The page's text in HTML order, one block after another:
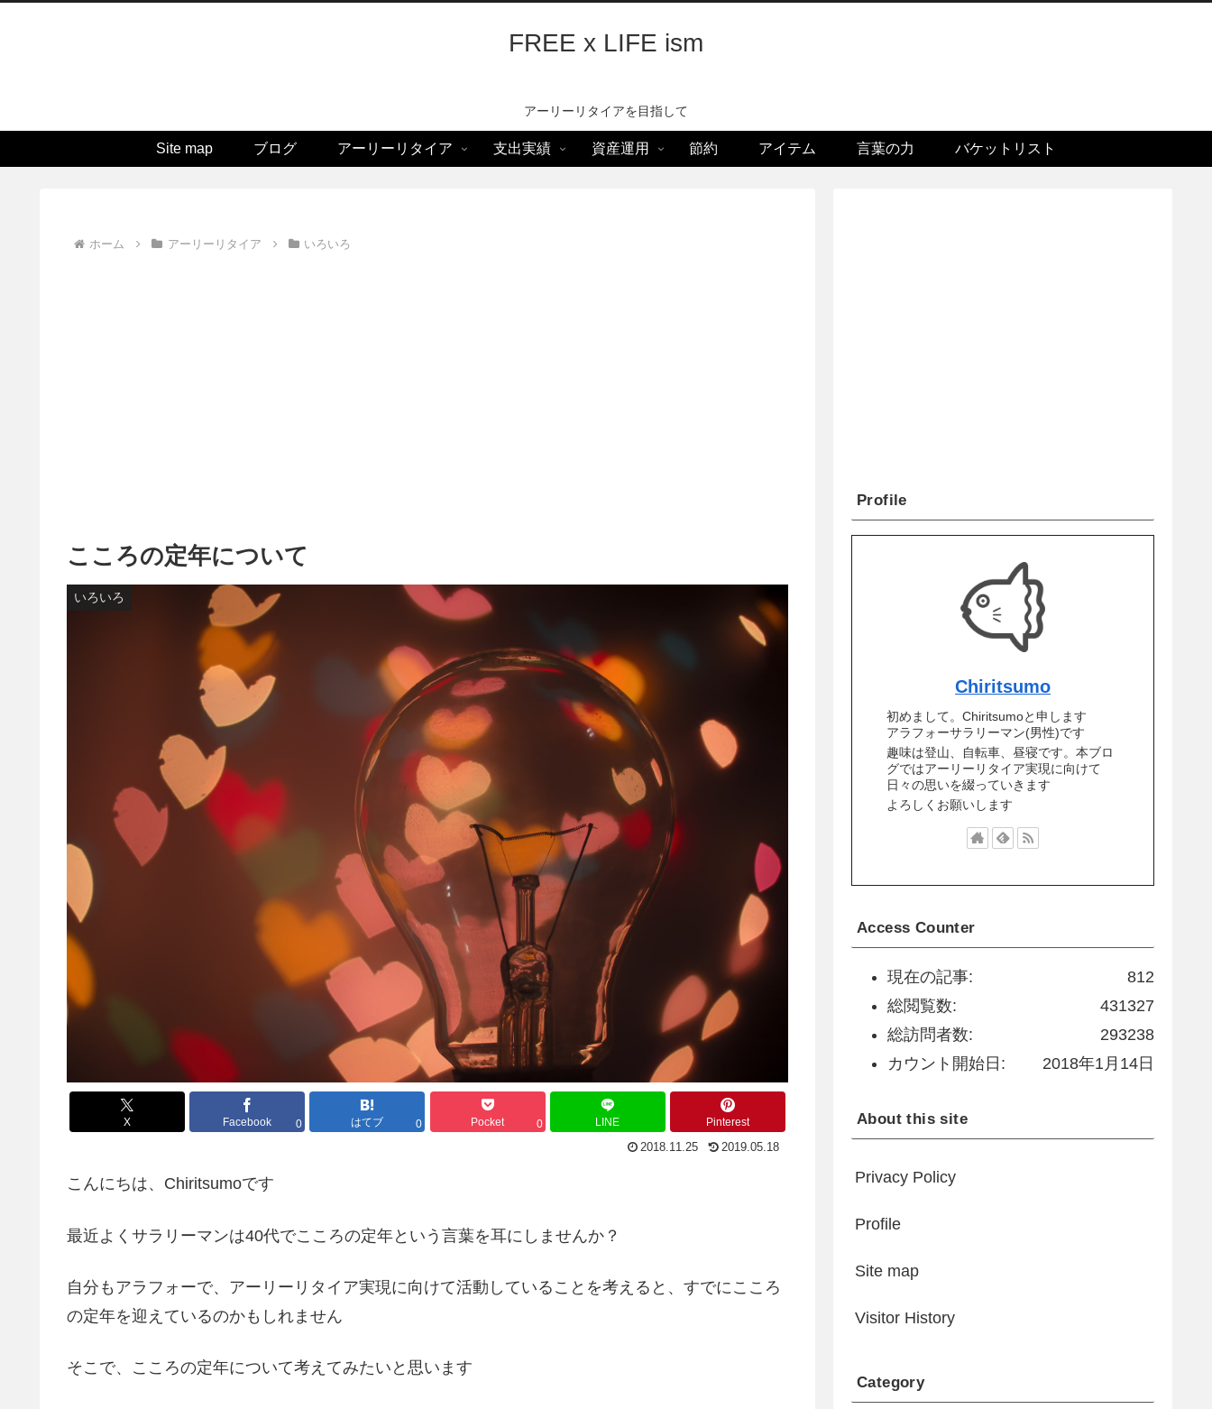
FREE x LIFE ism
アーリーリタイアを目指して
Site map ブログ アーリーリタイア 支出実績 資産運用 節約 アイテム 言葉の力 バケットリスト
ホーム アーリーリタイア いろいろ
こころの定年について
いろいろ
X Facebook 0 はてブ 0 Pocket 0 LINE Pinterest
2018.11.25 2019.05.18
こんにちは、Chiritsumoです
最近よくサラリーマンは40代でこころの定年という言葉を耳にしませんか？
自分もアラフォーで、アーリーリタイア実現に向けて活動していることを考えると、すでにこころ
の定年を迎えているのかもしれません
そこで、こころの定年について考えてみたいと思います
Profile
Chiritsumo
初めまして。Chiritsumoと申します
アラフォーサラリーマン(男性)です
趣味は登山、自転車、昼寝です。本ブロ
グではアーリーリタイア実現に向けて
日々の思いを綴っていきます
よろしくお願いします
Access Counter
812
現在の記事:
431327
総閲覧数:
293238
総訪問者数:
2018年1月14日
カウント開始日:
About this site
Privacy Policy
Profile
Site map
Visitor History
Category